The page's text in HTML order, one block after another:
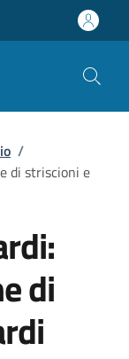
/
di striscioni e
di